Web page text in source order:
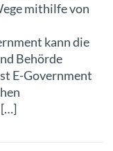
mithilfe von
kann die
Behörde
E-Government